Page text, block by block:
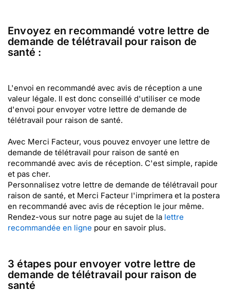
Envoyez en recommandé votre lettre de
demande de télétravail pour raison de
santé :
L'envoi en recommandé avec avis de réception a une
valeur légale. Il est donc conseillé d'utiliser ce mode
d'envoi pour envoyer votre lettre de demande de
télétravail pour raison de santé.
Avec Merci Facteur, vous pouvez envoyer une lettre de
demande de télétravail pour raison de santé en
recommandé avec avis de réception. C'est simple, rapide
et pas cher.
Personnalisez votre lettre de demande de télétravail pour
raison de santé, et Merci Facteur l'imprimera et la postera
en recommandé avec avis de réception le jour même.
Rendez-vous sur notre page au sujet de la lettre
recommandée en ligne pour en savoir plus.
3 étapes pour envoyer votre lettre de
demande de télétravail pour raison de
santé